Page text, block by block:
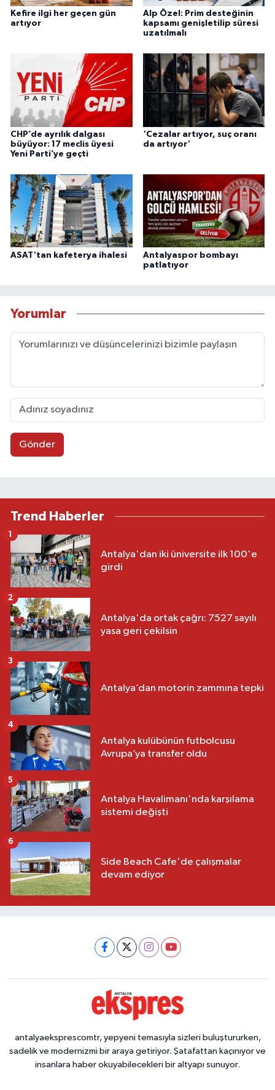
Kefire ilgi her geçen gün
artıyor
Alp Özel: Prim desteğinin
kapsamı genişletilip süresi
uzatılmalı
CHP’de ayrılık dalgası
büyüyor: 17 meclis üyesi
Yeni Parti’ye geçti
'Cezalar artıyor, suç oranı
da artıyor'
ASAT'tan kafeterya ihalesi
Antalyaspor bombayı
patlatıyor
Yorumlar
Gönder
Trend Haberler
Antalya'dan iki üniversite ilk 100'e
girdi
1
Antalya'da ortak çağrı: 7527 sayılı
yasa geri çekilsin
2
Antalya’dan motorin zammına tepki
3
Antalya kulübünün futbolcusu
Avrupa’ya transfer oldu
4
Antalya Havalimanı'nda karşılama
sistemi değişti
5
Side Beach Cafe'de çalışmalar
devam ediyor
6
antalyaeksprescomtr, yepyeni temasıyla sizleri buluştururken,
sadelik ve modernizmi bir araya getiriyor. Şatafattan kaçınıyor ve
insanlara haber okuyabilecekleri bir altyapı sunuyor.